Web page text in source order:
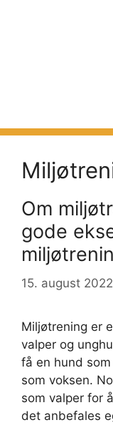
Om
gode
15. august 2022
Miljøtrening er
valper og
få en hund
som voksen.
som valper for
det anbefales